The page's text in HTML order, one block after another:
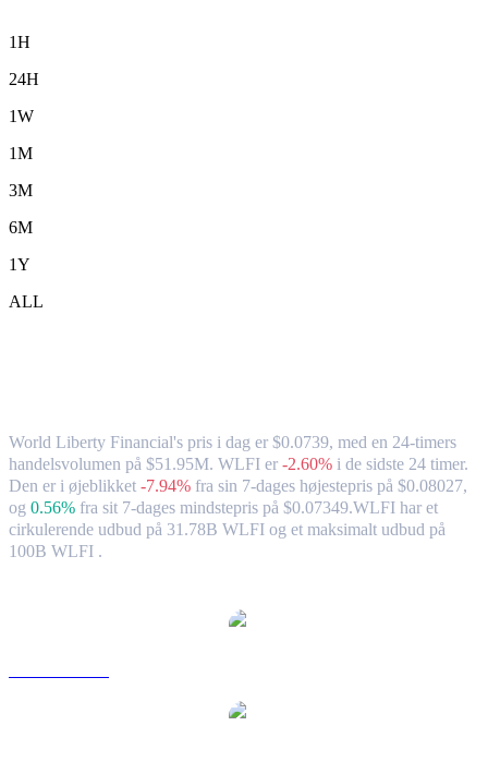
1H
24H
1W
1M
3M
6M
1Y
ALL
World Liberty Financial's pris i dag er $0.0739, med en 24-timers
handelsvolumen på $51.95M. WLFI er -2.60% i de sidste 24 timer.
Den er i øjeblikket -7.94% fra sin 7-dages højestepris på $0.08027,
og 0.56% fra sit 7-dages mindstepris på $0.07349.WLFI har et
cirkulerende udbud på 31.78B WLFI og et maksimalt udbud på
100B WLFI .